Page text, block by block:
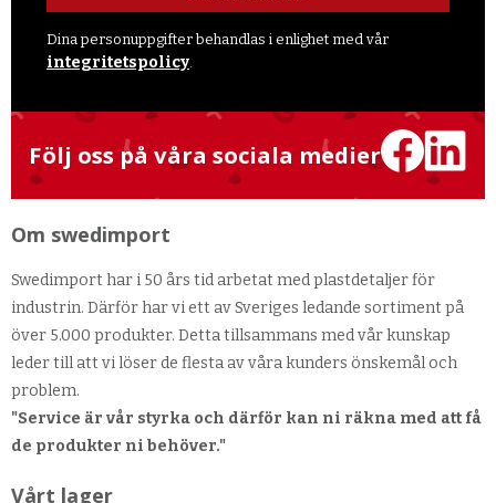
Dina personuppgifter behandlas i enlighet med vår
integritetspolicy
Följ oss på våra sociala medier
Om swedimport
Swedimport har i 50 års tid arbetat med plastdetaljer för
industrin. Därför har vi ett av Sveriges ledande sortiment på
över 5.000 produkter. Detta tillsammans med vår kunskap
leder till att vi löser de flesta av våra kunders önskemål och
problem.
"Service är vår styrka och därför kan ni räkna med att få
de produkter ni behöver."
Vårt lager